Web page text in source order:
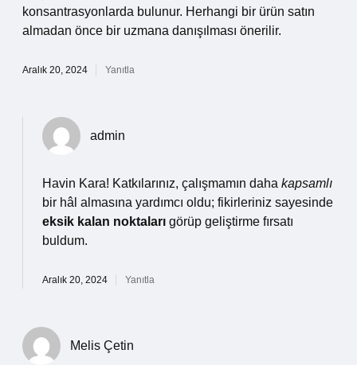
konsantrasyonlarda bulunur. Herhangi bir ürün satın
almadan önce bir uzmana danışılması önerilir.
Aralık 20, 2024 Yanıtla
admin
Havin Kara! Katkılarınız, çalışmamın daha kapsamlı
bir hâl almasına yardımcı oldu; fikirleriniz sayesinde
eksik kalan noktaları görüp geliştirme fırsatı
buldum.
Aralık 20, 2024 Yanıtla
Melis Çetin